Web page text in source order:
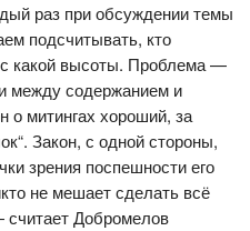
раз при обсуждении темы
подсчитывать, кто
какой высоты. Проблема —
между содержанием и
о митингах хороший, за
Закон, с одной стороны,
зрения поспешности его
не мешает сделать всё
Добромелов